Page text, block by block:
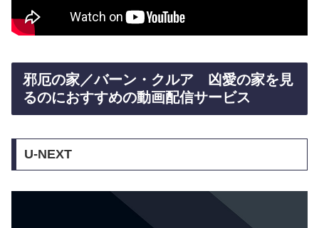
邪厄の家／バーン・クルア 凶愛の家を見
るのにおすすめの動画配信サービス
U-NEXT